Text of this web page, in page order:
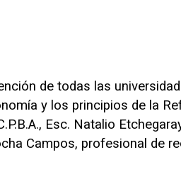
de todas las
y los principios de la
Esc. Natalio
Campos, profesional de